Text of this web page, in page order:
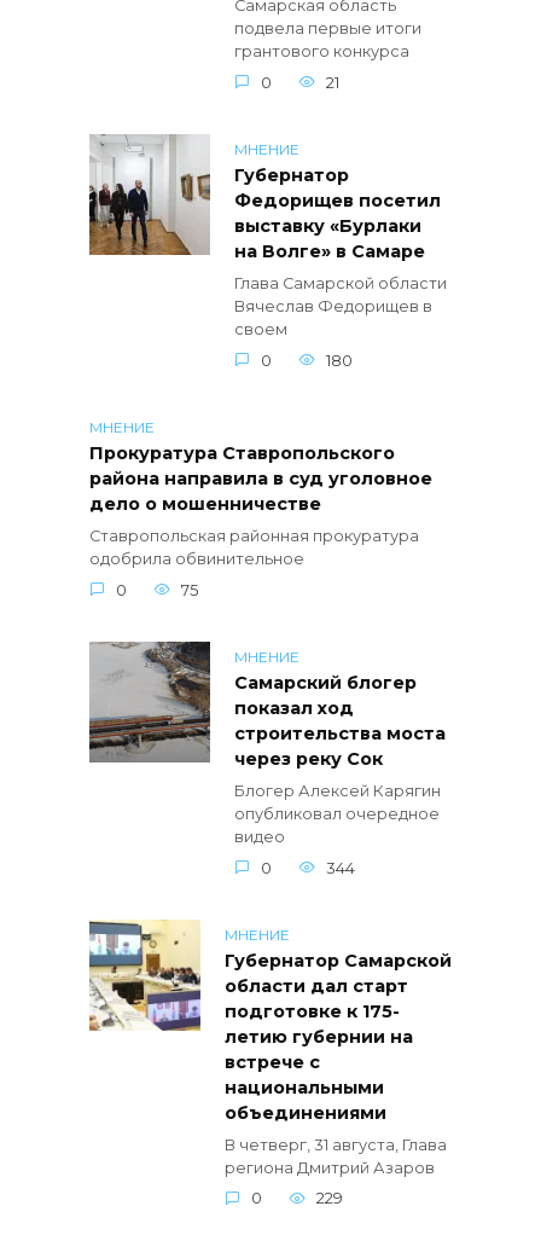
Самарская область
подвела первые итоги
грантового конкурса
0
21
МНЕНИЕ
Губернатор
Федорищев посетил
выставку «Бурлаки
на Волге» в Самаре
Глава Самарской области
Вячеслав Федорищев в
своем
0
180
МНЕНИЕ
Прокуратура Ставропольского
района направила в суд уголовное
дело о мошенничестве
Ставропольская районная прокуратура
одобрила обвинительное
0
75
МНЕНИЕ
Самарский блогер
показал ход
строительства моста
через реку Сок
Блогер Алексей Карягин
опубликовал очередное
видео
0
344
МНЕНИЕ
Губернатор Самарской
области дал старт
подготовке к 175-
летию губернии на
встрече с
национальными
объединениями
В четверг, 31 августа, Глава
региона Дмитрий Азаров
0
229